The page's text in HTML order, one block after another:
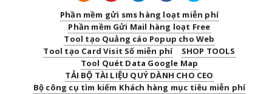
Phần mềm gửi sms hàng loạt miễn phí
Phần mềm Gửi Mail hàng loạt Free
Tool tạo Quảng cáo Popup cho Web
Tool tạo Card Visit Số miễn phí
SHOP TOOLS
Tool Quét Data Google Map
TẢI BỘ TÀI LIỆU QUÝ DÀNH CHO CEO
Bộ công cụ tìm kiếm Khách hàng mục tiêu miễn phí